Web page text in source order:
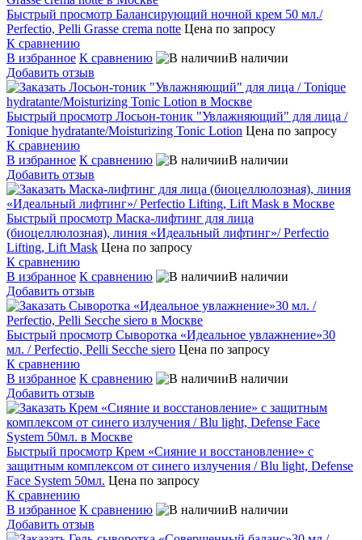
Быстрый просмотр Балансирующий ночной крем 50 мл./
Perfectio, Pelli Grasse crema notte Цена по запросу
К сравнению
В избранное К сравнению
В наличии
Добавить отзыв
Быстрый просмотр Лосьон-тоник "Увлажняющий" для лица /
Tonique hydratante/Moisturizing Tonic Lotion Цена по запросу
К сравнению
В избранное К сравнению
В наличии
Добавить отзыв
Быстрый просмотр Маска-лифтинг для лица
(биоцеллюлозная), линия «Идеальный лифтинг»/ Perfectio
Lifting, Lift Mask Цена по запросу
К сравнению
В избранное К сравнению
В наличии
Добавить отзыв
Быстрый просмотр Сыворотка «Идеальное увлажнение»30
мл. / Perfectio, Pelli Secche siero Цена по запросу
К сравнению
В избранное К сравнению
В наличии
Добавить отзыв
Быстрый просмотр Крем «Сияние и восстановление» с
защитным комплексом от синего излучения / Blu light, Defense
Face System 50мл. Цена по запросу
К сравнению
В избранное К сравнению
В наличии
Добавить отзыв